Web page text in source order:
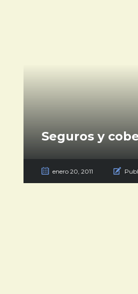
Seguros y
enero 20, 2011